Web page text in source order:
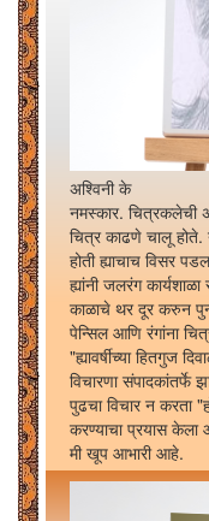
अश्विनी के
नमस्कार. चित्रकलेची
चित्र काढणे चालू होते.
होती ह्याचाच विसर
ह्यांनी जलरंग
काळाचे थर दूर करुन
पेन्सिल आणि रंगांना
"ह्यावर्षीच्या हितगुज
विचारणा संपादकांतर्फे
पुढचा विचार न करता
करण्याचा प्रयास केला
मी खूप आभारी आहे.